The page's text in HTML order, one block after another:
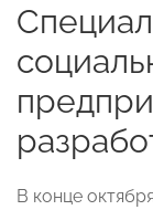
В конце